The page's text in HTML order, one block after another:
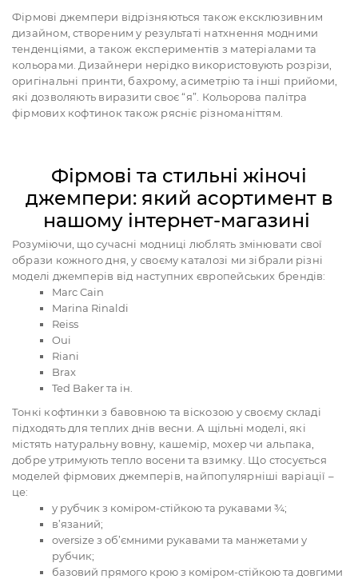
Фірмові джемпери відрізняються також ексклюзивним
дизайном, створеним у результаті натхнення модними
тенденціями, а також експериментів з матеріалами та
кольорами. Дизайнери нерідко використовують розрізи,
оригінальні принти, бахрому, асиметрію та інші прийоми,
які дозволяють виразити своє “я”. Кольорова палітра
фірмових кофтинок також рясніє різноманіттям.
Фірмові та стильні жіночі
джемпери: який асортимент в
нашому інтернет-магазині
Розуміючи, що сучасні модниці люблять змінювати свої
образи кожного дня, у своєму каталозі ми зібрали різні
моделі джемперів від наступних європейських брендів:
Marc Cain
Marina Rinaldi
Reiss
Oui
Riani
Brax
Ted Baker та ін.
Тонкі кофтинки з бавовною та віскозою у своєму складі
підходять для теплих днів весни. А щільні моделі, які
містять натуральну вовну, кашемір, мохер чи альпака,
добре утримують тепло восени та взимку. Що стосується
моделей фірмових джемперів, найпопулярніші варіації –
це:
у рубчик з коміром-стійкою та рукавами ¾;
в’язаний;
oversize з об’ємними рукавами та манжетами у
рубчик;
базовий прямого крою з коміром-стійкою та довгими